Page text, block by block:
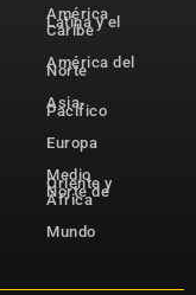
América
Latina y el
Caribe
América del
Norte
Asia-
Pacífico
Europa
Medio
Oriente y
Norte de
África
Mundo